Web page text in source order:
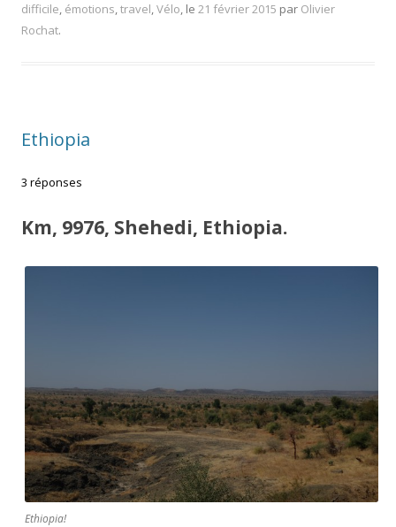
difficile, émotions,travel,Vélo, le 21 février 2015 par Olivier
Rochat.
Ethiopia
3 réponses
Km, 9976, Shehedi, Ethiopia.
Ethiopia!